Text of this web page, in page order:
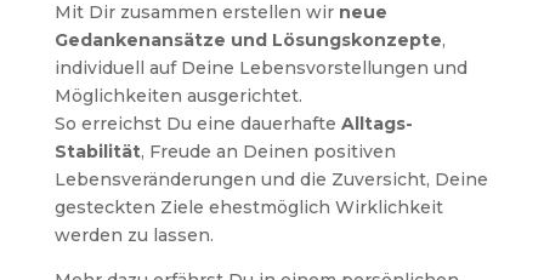
Mit Dir zusammen erstellen wir neue
Gedankenansätze und Lösungskonzepte,
individuell auf Deine Lebensvorstellungen und
Möglichkeiten ausgerichtet.
So erreichst Du eine dauerhafte Alltags-
Stabilität, Freude an Deinen positiven
Lebensveränderungen und die Zuversicht, Deine
gesteckten Ziele ehestmöglich Wirklichkeit
werden zu lassen.